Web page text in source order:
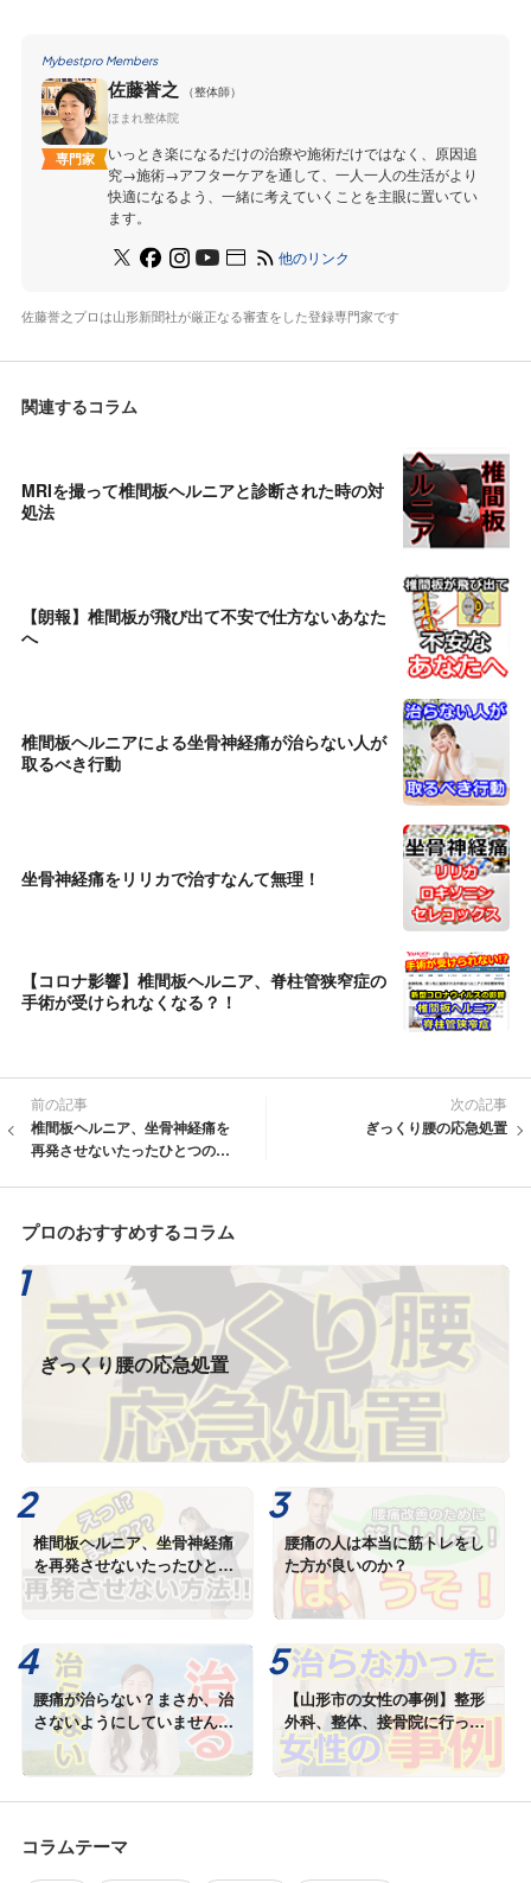
Mybestpro Members
専門家
佐藤誉之
（整体師）
ほまれ整体院
いっとき楽になるだけの治療や施術だけではなく、原因追
究→施術→アフターケアを通して、一人一人の生活がより
快適になるよう、一緒に考えていくことを主眼に置いてい
ます。
他のリンク
佐藤誉之プロは山形新聞社が厳正なる審査をした登録専門家です
関連するコラム
MRIを撮って椎間板ヘルニアと診断された時の対
処法
【朗報】椎間板が飛び出て不安で仕方ないあなた
へ
椎間板ヘルニアによる坐骨神経痛が治らない人が
取るべき行動
坐骨神経痛をリリカで治すなんて無理！
【コロナ影響】椎間板ヘルニア、脊柱管狭窄症の
手術が受けられなくなる？！
前の記事
椎間板ヘルニア、坐骨神経痛を
再発させないたったひとつの方
次の記事
ぎっくり腰の応急処置
プロのおすすめするコラム
ぎっくり腰の応急処置
椎間板ヘルニア、坐骨神経痛
を再発させないたったひとつ
の方法とは？
腰痛の人は本当に筋トレをし
た方が良いのか？
腰痛が治らない？まさか、治
さないようにしていません
か？
【山形市の女性の事例】整形
外科、整体、接骨院に行って
も腰痛が治らない理由！
コラムテーマ